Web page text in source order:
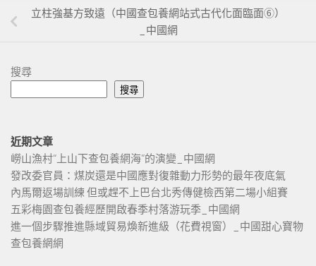
立柱強基方致遠（中國查包養網站式古代化面臨面⑥）
_中國網
搜尋
搜尋
近期文章
嶗山漁村“上山下查包養網海”的演變_中國網
發改委官員：煤炭還是中國應對復雜動力形勢的最年夜底氣
內馬爾返場訓練 但或趕不上巴台北秀傳健檢西第二場小組賽
五彩梅園查包養經歷開啟春季村落游玩季_中國網
進一個步驟推進縣域貿易煥新進級（花費視窗）_中國甜心寶物
查包養網網